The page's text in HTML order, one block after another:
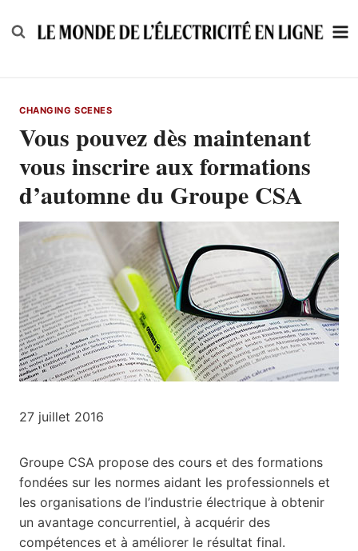
to
CHANGING SCENES
Vous pouvez dès maintenant
vous inscrire aux formations
d’automne du Groupe CSA
27 juillet 2016
Groupe CSA propose des cours et des formations
fondées sur les normes aidant les professionnels et
les organisations de l’industrie électrique à obtenir
un avantage concurrentiel, à acquérir des
compétences et à améliorer le résultat final.